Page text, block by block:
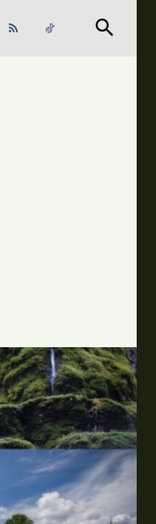
Căutare